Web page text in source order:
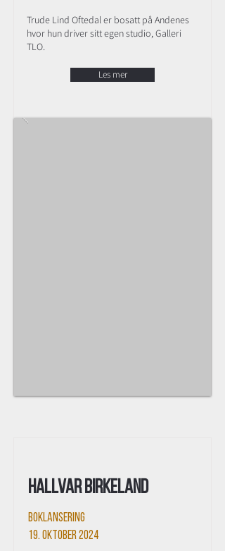
Trude Lind Oftedal er bosatt på Andenes
hvor hun driver sitt egen studio, Galleri
TLO.
Les mer
Hallvar Birkeland
Boklansering
19. oktober 2024